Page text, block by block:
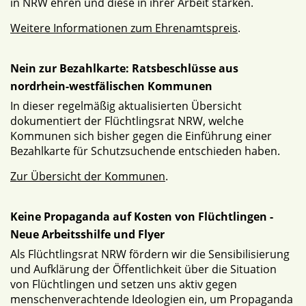
Weitere Informationen zum Ehrenamtspreis.
Nein zur Bezahlkarte: Ratsbeschlüsse aus
nordrhein-westfälischen Kommunen
In dieser regelmäßig aktualisierten Übersicht
dokumentiert der Flüchtlingsrat NRW, welche
Kommunen sich bisher gegen die Einführung einer
Bezahlkarte für Schutzsuchende entschieden haben.
Zur Übersicht der Kommunen.
Keine Propaganda auf Kosten von Flüchtlingen -
Neue Arbeitsshilfe und Flyer
Als Flüchtlingsrat NRW fördern wir die Sensibilisierung
und Aufklärung der Öffentlichkeit über die Situation
von Flüchtlingen und setzen uns aktiv gegen
menschenverachtende Ideologien ein, um Propaganda